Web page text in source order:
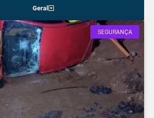
Geral
SEGURANÇA